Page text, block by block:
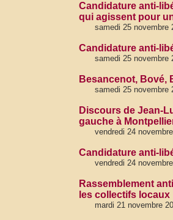
Candidature anti-
qui agissent pour
samedi 25 novembre
Candidature anti-
samedi 25 novembre
Besancenot, Bové,
samedi 25 novembre
Discours de Jean-
gauche à
vendredi 24
Candidature anti-
vendredi 24
Rassemblement
les collectifs locaux
mardi 21 novembre